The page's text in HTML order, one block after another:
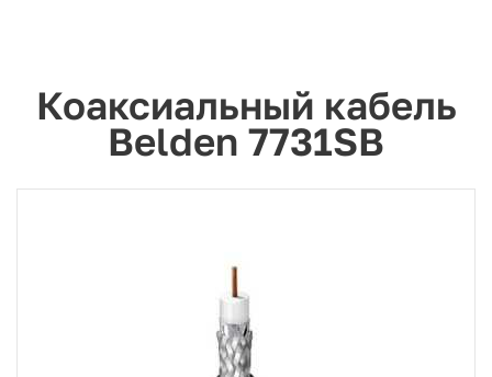
Коаксиальный кабель
Belden 7731SB